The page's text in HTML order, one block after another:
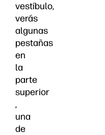
vestíbulo,
verás
algunas
pestañas
en
la
parte
superior
,
una
de